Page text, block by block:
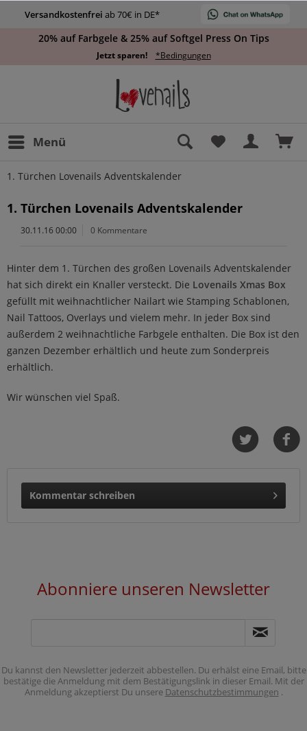
Versandkostenfrei ab 70€ in DE*
20% auf Farbgele & 25% auf Softgel Press On Tips
Jetzt sparen! *Bedingungen
Menü
1. Türchen Lovenails Adventskalender
1. Türchen Lovenails Adventskalender
30.11.16 00:00 0 Kommentare
Hinter dem 1. Türchen des großen Lovenails Adventskalender
hat sich direkt ein Knaller versteckt. Die Lovenails Xmas Box
gefüllt mit weihnachtlicher Nailart wie Stamping Schablonen,
Nail Tattoos, Overlays und vielem mehr. In jeder Box sind
außerdem 2 weihnachtliche Farbgele enthalten. Die Box ist den
ganzen Dezember erhältlich und heute zum Sonderpreis
erhältlich.
Wir wünschen viel Spaß.
Kommentar schreiben
Abonniere unseren Newsletter
Du kannst den Newsletter jederzeit abbestellen. Du erhälst eine Email, bitte
bestätige die Anmeldung mit dem Bestätigungslink in dieser Email. Mit der
Anmeldung akzeptierst Du unsere Datenschutzbestimmungen .